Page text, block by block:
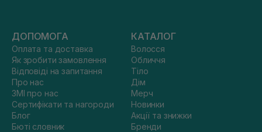
ДОПОМОГА
Оплата та доставка
Як зробити замовлення
Відповіді на запитання
Про нас
ЗМІ про нас
Сертифікати та нагороди
Блог
Бюті словник
КАТАЛОГ
Волосся
Обличчя
Тіло
Дім
Мерч
Новинки
Акції та знижки
Бренди